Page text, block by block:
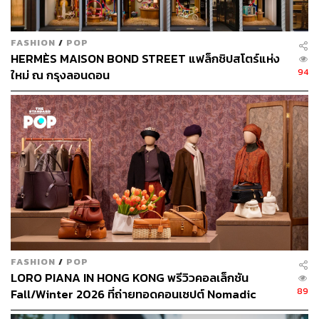
ลุคนี้เป็นลุคที่ชอบที่สุด คือลุคสบายๆ เข้าถึงง่าย และเลือก
หยิบมาใช้ไม่ยาก ความเท่ของเสื้อเชิ้ตตัวโคร่งผูกเอว ทับเสื้อ
กล้ามคอลึกจับคู่เข้ากับกระโปรงสั้น เป็นลุคที่ไม่ยากมากและ
สวมใส่ได้จริง
FASHION / POP
HERMÈS MAISON BOND STREET แฟล็กชิปสโตร์แห่ง
ใหม่ ณ กรุงลอนดอน
94
FASHION / POP
LORO PIANA IN HONG KONG พรีวิวคอลเล็กชัน
Fall/Winter 2026 ที่ถ่ายทอดคอนเซปต์ Nomadic
Reverie
89